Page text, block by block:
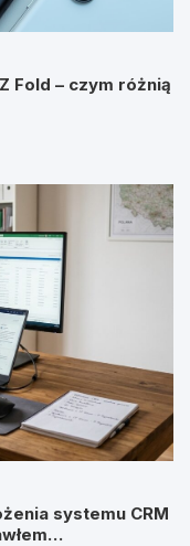
Fold – czym różnią
systemu CRM